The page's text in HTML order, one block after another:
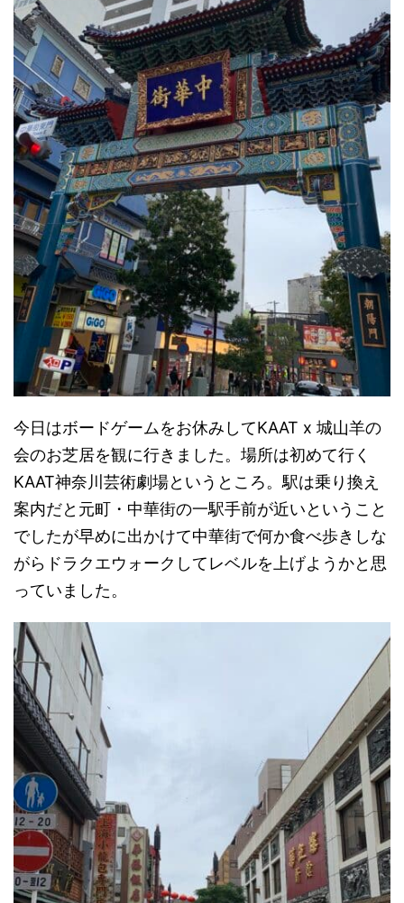
今日はボードゲームをお休みしてKAAT x 城山羊の
会のお芝居を観に行きました。場所は初めて行く
KAAT神奈川芸術劇場というところ。駅は乗り換え
案内だと元町・中華街の一駅手前が近いということ
でしたが早めに出かけて中華街で何か食べ歩きしな
がらドラクエウォークしてレベルを上げようかと思
っていました。